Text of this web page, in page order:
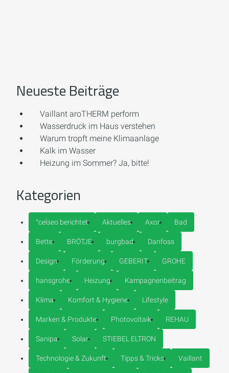
Neueste Beiträge
Vaillant aroTHERM perform
Wasserdruck im Haus verstehen
Warum tropft meine Klimaanlage
Kalk im Wasser
Heizung im Sommer? Ja, bitte!
Kategorien
°celseo berichtet Aktuelles Axor Bad
Bette BRÖTJE burgbad Danfoss
Design Förderung GEBERIT GROHE
hansgrohe Heizung Kampagnenbeitrag
Klima Komfort & Hygiene Lifestyle
Marken & Produkte Photovoltaik REHAU
Sanipa Solar STIEBEL ELTRON
Technologie & Zukunft Tipps & Tricks Vaillant